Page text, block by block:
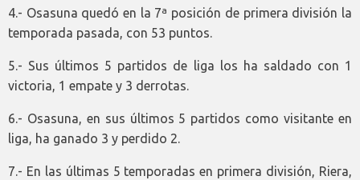
4.- Osasuna quedó en la 7ª posición de primera división la
temporada pasada, con 53 puntos.
5.- Sus últimos 5 partidos de liga los ha saldado con 1
victoria, 1 empate y 3 derrotas.
6.- Osasuna, en sus últimos 5 partidos como visitante en
liga, ha ganado 3 y perdido 2.
7.- En las últimas 5 temporadas en primera división, Riera,